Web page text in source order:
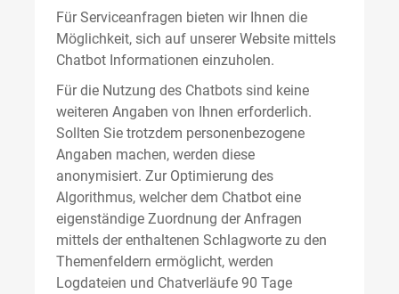
Für Serviceanfragen bieten wir Ihnen die
Möglichkeit, sich auf unserer Website mittels
Chatbot Informationen einzuholen.
Für die Nutzung des Chatbots sind keine
weiteren Angaben von Ihnen erforderlich.
Sollten Sie trotzdem personenbezogene
Angaben machen, werden diese
anonymisiert. Zur Optimierung des
Algorithmus, welcher dem Chatbot eine
eigenständige Zuordnung der Anfragen
mittels der enthaltenen Schlagworte zu den
Themenfeldern ermöglicht, werden
Logdateien und Chatverläufe 90 Tage